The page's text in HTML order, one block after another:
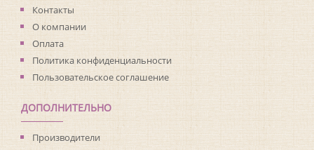
Материал основы:
Флизелин
Раппорт:<>
Контакты
О компании
Оплата
Политика конфиденциальности
Пользовательское соглашение
ДОПОЛНИТЕЛЬНО
Производители